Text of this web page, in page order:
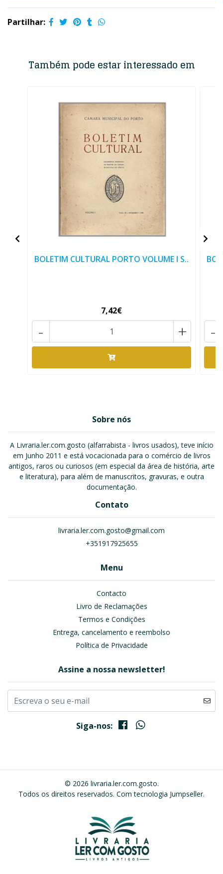
Partilhar:
Também pode estar interessado em
BOLETIM CULTURAL PORTO VOLUME I S..
7,42€
+
- -
Sobre nós
A Livraria.ler.com.gosto (alfarrabista - livros usados), teve início
em Junho 2011 e está vocacionada para o comércio de livros
antigos, raros ou curiosos (em especial da área de história, arte
e literatura), para além de manuscritos, gravuras, e outra
documentação.
Contato
livraria.ler.com.gosto@gmail.com
+351917925655
Menu
Contacto
Livro de Reclamações
Termos e Condições
Entrega, cancelamento e reembolso
Política de Privacidade
Assine a nossa newsletter!
Siga-nos:
© 2026 livraria.ler.com.gosto.
Todos os direitos reservados. Com tecnologia Jumpseller.